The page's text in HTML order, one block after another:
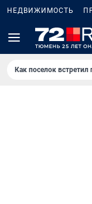
НЕДВИЖИМОСТЬ
Как поселок